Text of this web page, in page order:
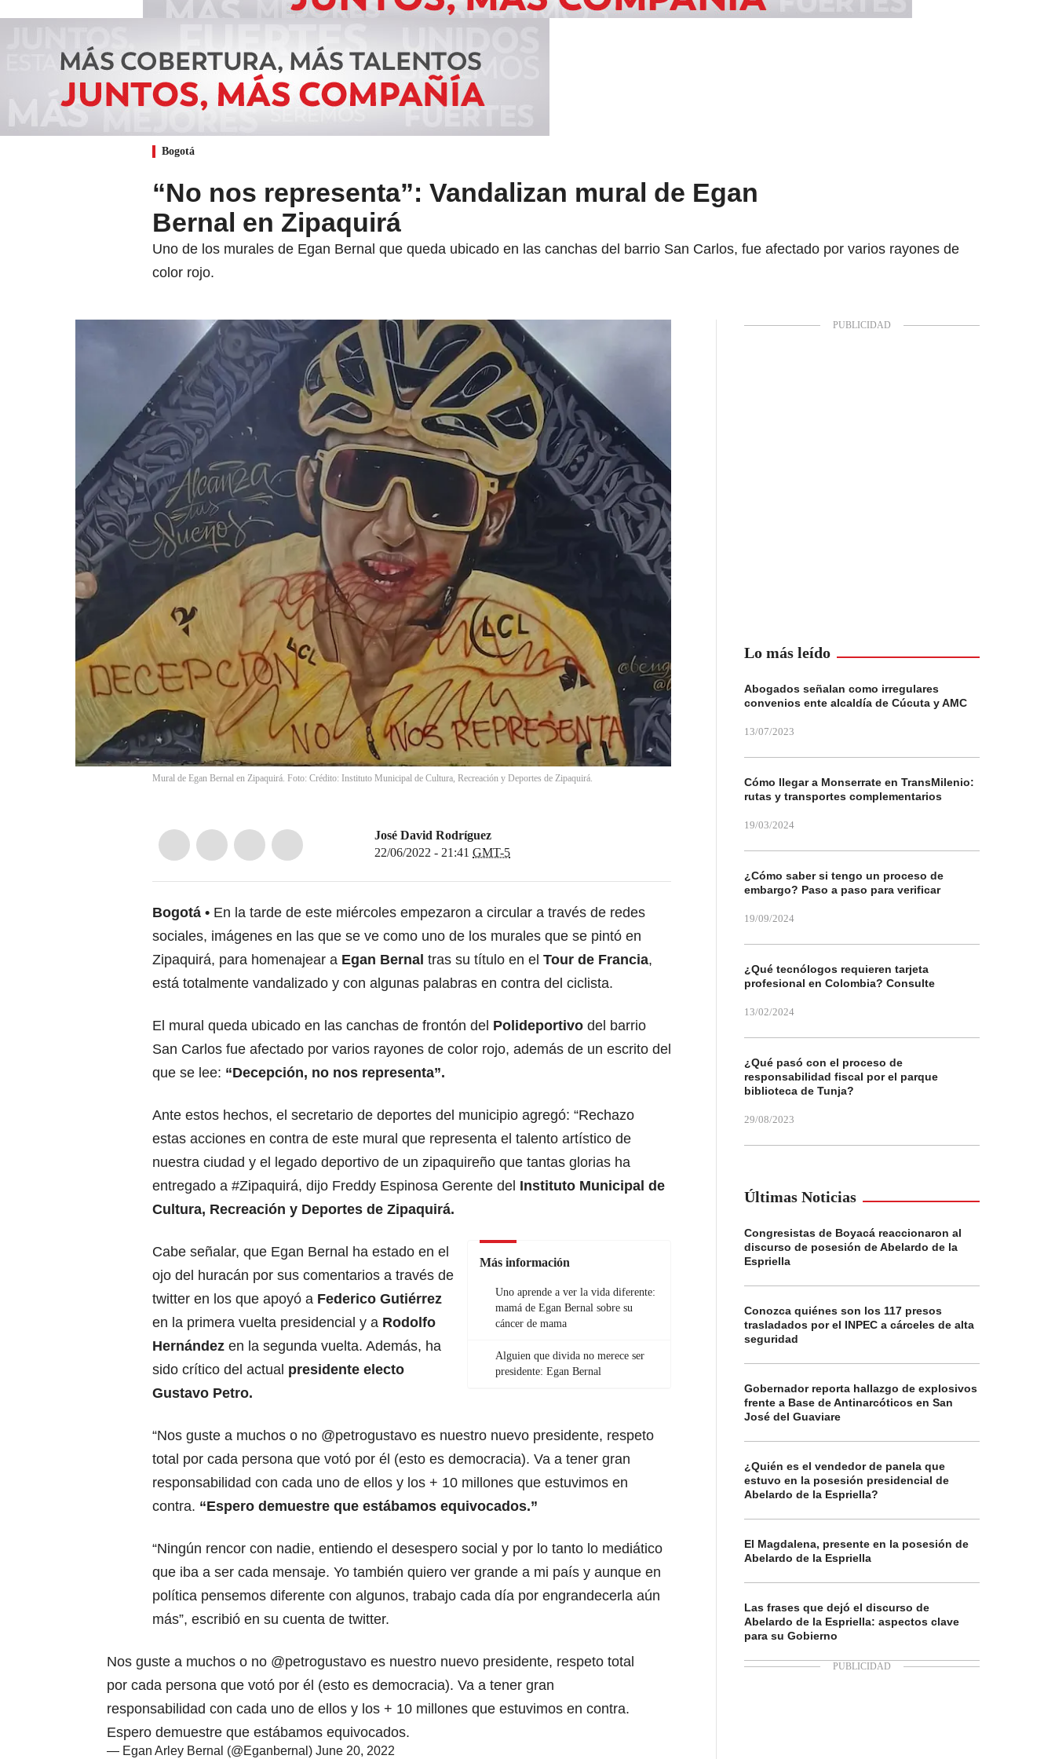
Bogotá
“No nos representa”: Vandalizan mural de Egan
Bernal en Zipaquirá
Uno de los murales de Egan Bernal que queda ubicado en las canchas del barrio San Carlos, fue afectado por varios rayones de
color rojo.
Mural de Egan Bernal en Zipaquirá. Foto: Crédito: Instituto Municipal de Cultura, Recreación y Deportes de Zipaquirá.
José David Rodríguez
22/06/2022 - 21:41 GMT-5
Bogotá
En la tarde de este miércoles empezaron a circular a través de redes
sociales, imágenes en las que se ve como uno de los murales que se pintó en
Zipaquirá, para homenajear a Egan Bernal tras su título en el Tour de Francia,
está totalmente vandalizado y con algunas palabras en contra del ciclista.
El mural queda ubicado en las canchas de frontón del Polideportivo del barrio
San Carlos fue afectado por varios rayones de color rojo, además de un escrito del
que se lee: “Decepción, no nos representa”.
Ante estos hechos, el secretario de deportes del municipio agregó: “Rechazo
estas acciones en contra de este mural que representa el talento artístico de
nuestra ciudad y el legado deportivo de un zipaquireño que tantas glorias ha
entregado a #Zipaquirá, dijo Freddy Espinosa Gerente del Instituto Municipal de
Cultura, Recreación y Deportes de Zipaquirá.
Más información
Uno aprende a ver la vida diferente:
mamá de Egan Bernal sobre su
cáncer de mama
Alguien que divida no merece ser
presidente: Egan Bernal
Cabe señalar, que Egan Bernal ha estado en el
ojo del huracán por sus comentarios a través de
twitter en los que apoyó a Federico Gutiérrez
en la primera vuelta presidencial y a Rodolfo
Hernández en la segunda vuelta. Además, ha
sido crítico del actual presidente electo
Gustavo Petro.
“Nos guste a muchos o no @petrogustavo es nuestro nuevo presidente, respeto
total por cada persona que votó por él (esto es democracia). Va a tener gran
responsabilidad con cada uno de ellos y los + 10 millones que estuvimos en
contra. “Espero demuestre que estábamos equivocados.”
“Ningún rencor con nadie, entiendo el desespero social y por lo tanto lo mediático
que iba a ser cada mensaje. Yo también quiero ver grande a mi país y aunque en
política pensemos diferente con algunos, trabajo cada día por engrandecerla aún
más”, escribió en su cuenta de twitter.
Nos guste a muchos o no @petrogustavo es nuestro nuevo presidente, respeto total
por cada persona que votó por él (esto es democracia). Va a tener gran
responsabilidad con cada uno de ellos y los + 10 millones que estuvimos en contra.
Espero demuestre que estábamos equivocados.
— Egan Arley Bernal (@Eganbernal) June 20, 2022
Lo más leído
Abogados señalan como irregulares
convenios ente alcaldía de Cúcuta y AMC
13/07/2023
Cómo llegar a Monserrate en TransMilenio:
rutas y transportes complementarios
19/03/2024
¿Cómo saber si tengo un proceso de
embargo? Paso a paso para verificar
19/09/2024
¿Qué tecnólogos requieren tarjeta
profesional en Colombia? Consulte
13/02/2024
¿Qué pasó con el proceso de
responsabilidad fiscal por el parque
biblioteca de Tunja?
29/08/2023
Últimas Noticias
Congresistas de Boyacá reaccionaron al
discurso de posesión de Abelardo de la
Espriella
Conozca quiénes son los 117 presos
trasladados por el INPEC a cárceles de alta
seguridad
Gobernador reporta hallazgo de explosivos
frente a Base de Antinarcóticos en San
José del Guaviare
¿Quién es el vendedor de panela que
estuvo en la posesión presidencial de
Abelardo de la Espriella?
El Magdalena, presente en la posesión de
Abelardo de la Espriella
Las frases que dejó el discurso de
Abelardo de la Espriella: aspectos clave
para su Gobierno